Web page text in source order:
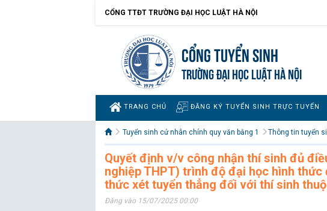
CỔNG TTĐT TRƯỜNG ĐẠI HỌC LUẬT HÀ NỘI
Cổng tuyển sinh
TRƯỜNG ĐẠI HỌC LUẬT HÀ NỘI
TRANG CHỦ ĐĂNG KÝ TUYỂN SINH TRỰC TUYẾN
Tuyển sinh cử nhân chính quy văn bằng 1 Thông tin tuyển
Quyết định v/v công nhận thí sinh đủ
nghiệp THPT) trình độ đại học hình
thức xét tuyển thẳng đối với thí sinh
Đăng vào 15/07/2025 00:00